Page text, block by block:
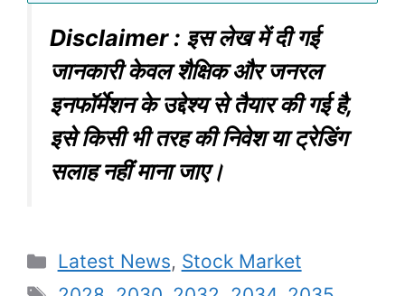
Disclaimer : इस लेख में दी गई
जानकारी केवल शैक्षिक और जनरल
इनफॉर्मेशन के उद्देश्य से तैयार की गई है,
इसे किसी भी तरह की निवेश या ट्रेडिंग
सलाह नहीं माना जाए।
Categories
Latest News, Stock Market
Tags